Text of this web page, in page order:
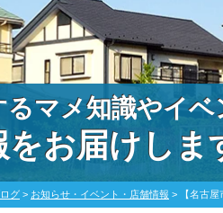
るマメ知識やイ
お届けしま
グ > お知らせ・イベント・店舗情報 > 【名古